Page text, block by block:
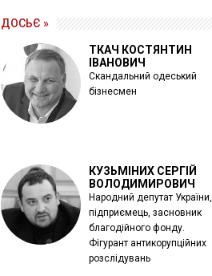
ДОСЬЄ »
ТКАЧ КОСТЯНТИН
ІВАНОВИЧ
Скандальний одеський
бізнесмен
КУЗЬМІНИХ СЕРГІЙ
ВОЛОДИМИРОВИЧ
Народний депутат України,
підприємець, засновник
благодійного фонду.
Фігурант антикорупційних
розслідувань